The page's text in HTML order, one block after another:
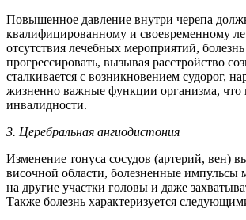
Повышенное давление внутри черепа
квалифицированному и своевременному
отсутствия лечебных мероприятий,
прогрессировать, вызывая расстройство
сталкивается с возникновением судорог,
жизненно важные функции организма, что
инвалидности.
3. Церебральная ангиодистония
Изменение тонуса сосудов (артерий, вен)
височной области, болезненные импульсы
на другие участки головы и даже
Также болезнь характеризуется